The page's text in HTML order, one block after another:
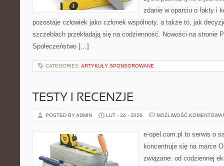
zdanie w oparciu o fakty i
pozostaje człowiek jako członek wspólnoty, a także to, jak
szczeblach przekładają się na codzienność. Nowości na stronie
Społeczeństwo […]
CATEGORIES: ARTYKUŁY SPONSOROWANE
TESTY I RECENZJE
POSTED BY ADMIN LUT - 24 - 2026 MOŻLIWOŚĆ
e-opel.com.pl to serwis o
koncentruje się na marce
związane: od codziennej